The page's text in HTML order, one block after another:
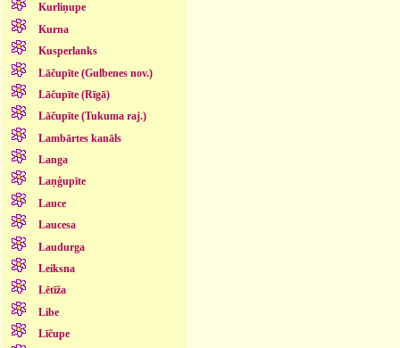
Kurliņupe
Kurna
Kusperlanks
Lāčupīte (Gulbenes nov.)
Lāčupīte (Rīgā)
Lāčupīte (Tukuma raj.)
Lambārtes kanāls
Langa
Laņģupīte
Lauce
Laucesa
Laudurga
Leiksna
Lētīža
Libe
Līčupe